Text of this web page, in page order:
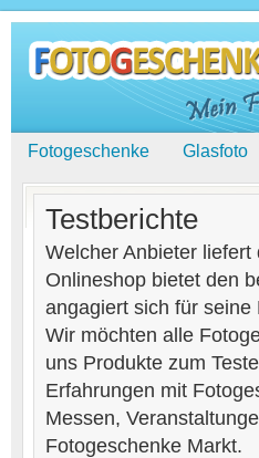
Fotogeschenke Glasfoto
Testberichte
Welcher Anbieter
Onlineshop bietet den
angagiert sich für seine
Wir möchten alle
uns Produkte zum
Erfahrungen mit
Messen,
Fotogeschenke Markt.